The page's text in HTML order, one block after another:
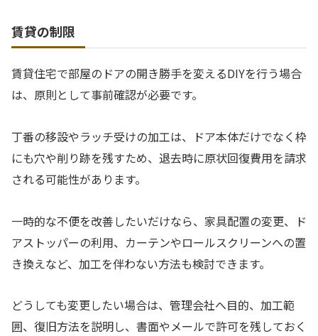
賃貸の制限
賃貸住宅で部屋のドアの開き勝手を変えるDIYを行う場合
は、原則として事前確認が必要です。
丁番の移設やラッチ受けの加工は、ドア本体だけでなく枠
にも穴や削り跡を残すため、退去時に原状回復費用を請求
される可能性があります。
一時的な不便を改善したいだけなら、家具配置の変更、ド
アストッパーの利用、カーテンやロールスクリーンへの置
き換えなど、加工を伴わない方法も検討できます。
どうしても変更したい場合は、管理会社へ目的、加工範
囲、復旧方法を説明し、書面やメールで許可を残しておく